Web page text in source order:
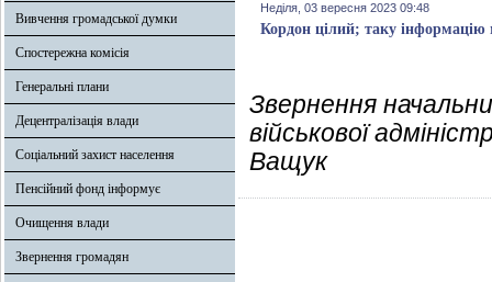
Вивчення громадської думки
Спостережна комісія
Генеральні плани
Децентралізація влади
Соціальний захист населення
Пенсійний фонд інформує
Очищення влади
Звернення громадян
Неділя, 03 вересня 2023 09:48
Кордон цілий; таку інформацію
Звернення
військової
Ващук